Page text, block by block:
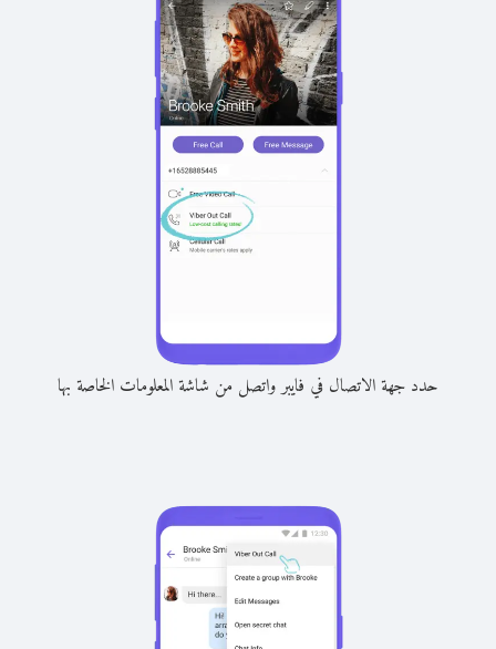
حدد جهة الاتصال في فايبر واتصل من شاشة المعلومات الخاصة بها